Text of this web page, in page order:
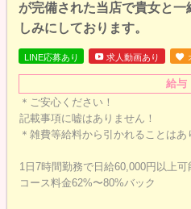
が完備された当店で貴女と
しみにしております。
LINE応募あり 求人動画あり
給与
＊ご安心ください！
記載事項に嘘はありません！
＊雑費等給料から引かれることはあ
1日7時間勤務で日給60,000円以上可
コース料金62%〜80%バック